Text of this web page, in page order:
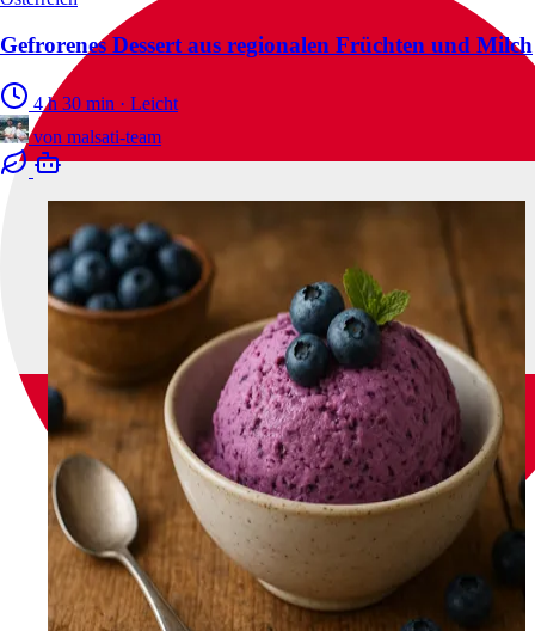
Gefrorenes Dessert aus regionalen Früchten und Milch
4 h 30 min · Leicht
von malsati-team